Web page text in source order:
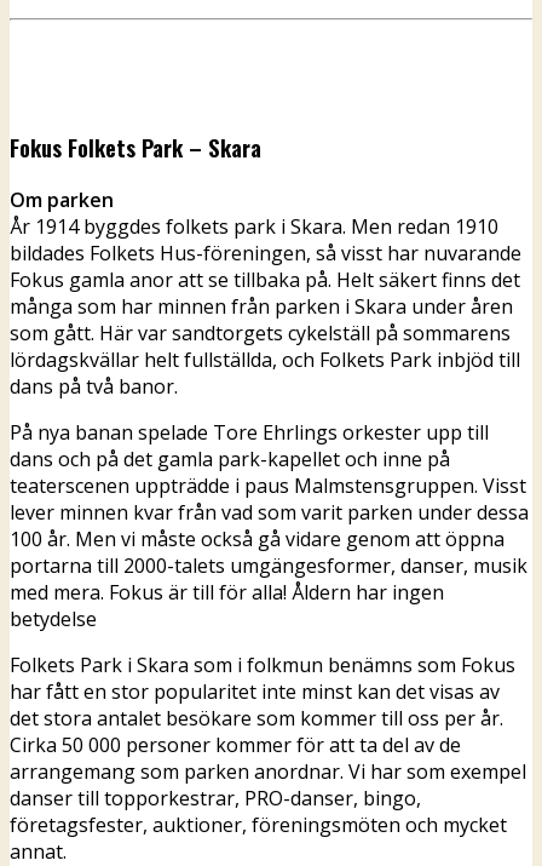
Fokus Folkets Park – Skara
Om parken
År 1914 byggdes folkets park i Skara. Men redan 1910
bildades Folkets Hus-föreningen, så visst har nuvarande
Fokus gamla anor att se tillbaka på. Helt säkert finns det
många som har minnen från parken i Skara under åren
som gått. Här var sandtorgets cykelställ på sommarens
lördagskvällar helt fullställda, och Folkets Park inbjöd till
dans på två banor.
På nya banan spelade Tore Ehrlings orkester upp till
dans och på det gamla park-kapellet och inne på
teaterscenen uppträdde i paus Malmstensgruppen. Visst
lever minnen kvar från vad som varit parken under dessa
100 år. Men vi måste också gå vidare genom att öppna
portarna till 2000-talets umgängesformer, danser, musik
med mera. Fokus är till för alla! Åldern har ingen
betydelse
Folkets Park i Skara som i folkmun benämns som Fokus
har fått en stor popularitet inte minst kan det visas av
det stora antalet besökare som kommer till oss per år.
Cirka 50 000 personer kommer för att ta del av de
arrangemang som parken anordnar. Vi har som exempel
danser till topporkestrar, PRO-danser, bingo,
företagsfester, auktioner, föreningsmöten och mycket
annat.